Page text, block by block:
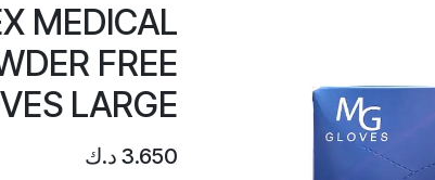
MEDICAL
FREE
LARGE
3.650 د.ك